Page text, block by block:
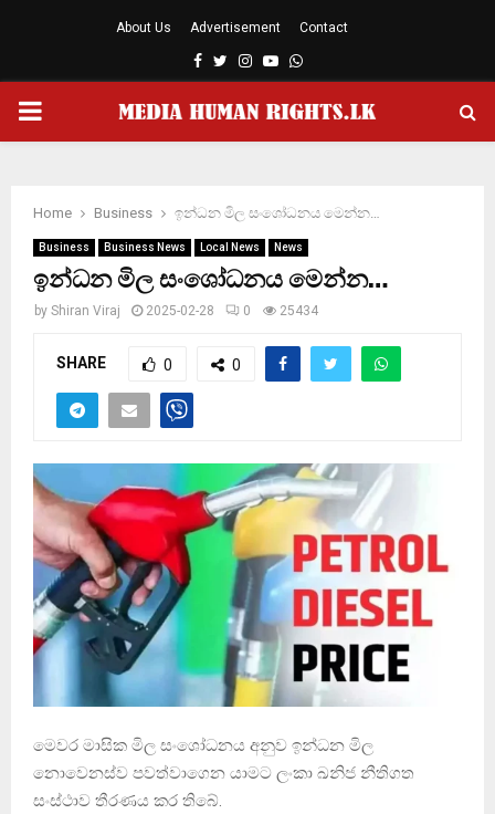
About Us Advertisement Contact
Facebook
TwitterInstagram
YoutubeWhatsapp
PRIMARY
Home Business ඉන්ධන මිල සංශෝධනය මෙන්න…
Business Business News Local News News
ඉන්ධන මිල සංශෝධනය මෙන්න…
by Shiran Viraj 2025-02-28 0 25434
SHARE 0 0
මෙවර මාසික මිල සංශෝධනය අනුව ඉන්ධන මිල
නොවෙනස්ව පවත්වාගෙන යාමට ලංකා ඛනිජ නීතිගත
සංස්ථාව තීරණය කර තිබේ.